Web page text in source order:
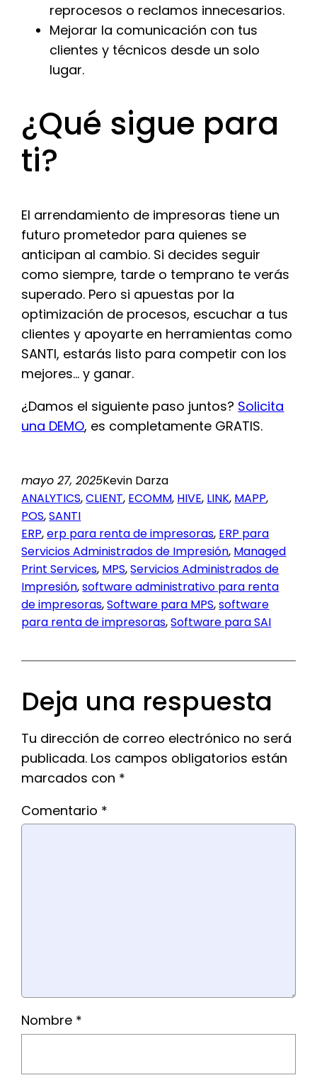
reprocesos o reclamos innecesarios.
Mejorar la comunicación con tus
clientes y técnicos desde un solo
lugar.
¿Qué sigue para
ti?
El arrendamiento de impresoras tiene un
futuro prometedor para quienes se
anticipan al cambio. Si decides seguir
como siempre, tarde o temprano te verás
superado. Pero si apuestas por la
optimización de procesos, escuchar a tus
clientes y apoyarte en herramientas como
SANTI, estarás listo para competir con los
mejores… y ganar.
¿Damos el siguiente paso juntos? Solicita
una DEMO, es completamente GRATIS.
mayo 27, 2025Kevin Darza
ANALYTICS, CLIENT, ECOMM, HIVE, LINK, MAPP
POS, SANTI
ERP, erp para renta de impresoras, ERP para
Servicios Administrados de Impresión, Managed
Print Services, MPS, Servicios Administrados de
Impresión, software administrativo para renta
de impresoras, Software para MPS, software
para renta de impresoras, Software para SAI
Deja una respuesta
Tu dirección de correo electrónico no será
publicada. Los campos obligatorios están
marcados con *
Comentario *
Nombre *